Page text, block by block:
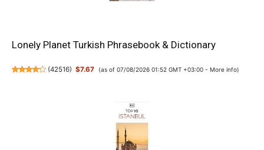
Lonely Planet Turkish Phrasebook & Dictionary
(42516) $7.67 (as of 07/08/2026 01:52 GMT +03:00 - More info)